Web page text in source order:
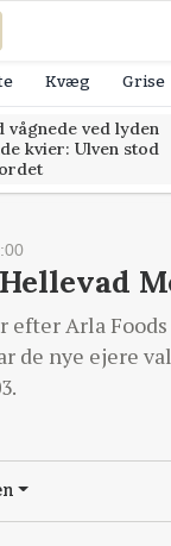
Kvæg Grise
vågnede ved lyden
kvier: Ulven stod
efter Arla
de nye ejere